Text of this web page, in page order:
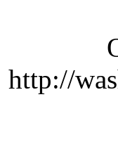
http://